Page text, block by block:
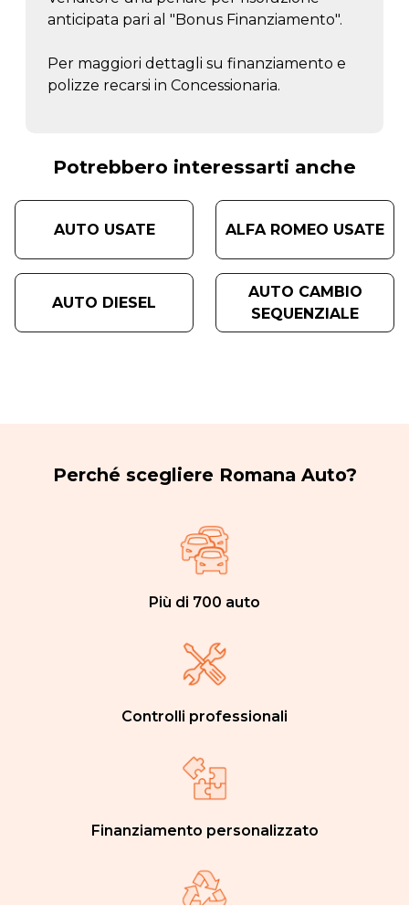
anticipata pari al "Bonus Finanziamento".
Per maggiori dettagli su finanziamento e
polizze recarsi in Concessionaria.
Potrebbero interessarti anche
AUTO USATE ALFA ROMEO USATE
AUTO DIESEL
AUTO CAMBIO
SEQUENZIALE
Perché scegliere Romana Auto?
Più di 700 auto
Controlli professionali
Finanziamento personalizzato